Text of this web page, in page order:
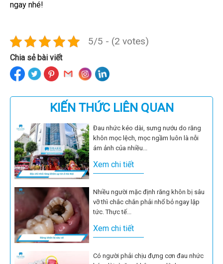
ngay nhé!
5/5 - (2 votes)
Chia sẻ bài viết
KIẾN THỨC LIÊN QUAN
Đau nhức kéo dài, sưng nướu do răng
khôn mọc lệch, mọc ngầm luôn là nỗi
ám ảnh của nhiều...
Xem chi tiết
Nhiều người mặc định răng khôn bị sâu
vỡ thì chắc chắn phải nhổ bỏ ngay lập
tức. Thực tế...
Xem chi tiết
Có người phải chịu đựng cơn đau nhức